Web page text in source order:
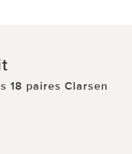
18 paires Clarsen